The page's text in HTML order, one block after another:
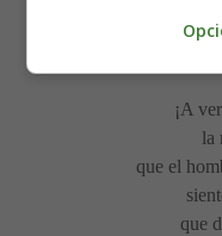
si
¡A
la
que el
que